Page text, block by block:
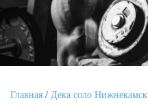
Главная / Дека соло Нижнекамск